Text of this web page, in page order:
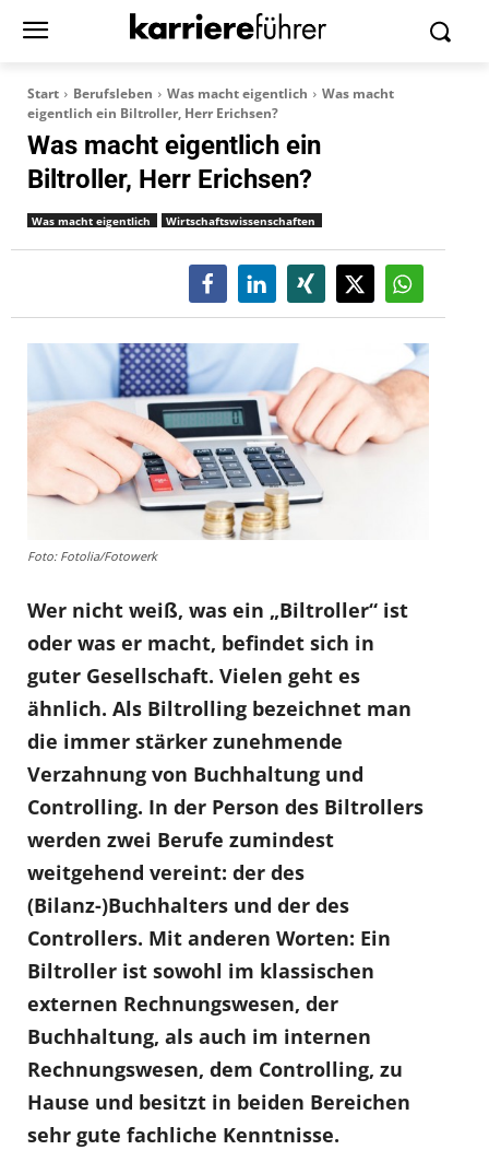
Start Berufsleben Was macht eigentlich
Was macht
eigentlich ein Biltroller, Herr Erichsen?
Was macht eigentlich ein
Biltroller, Herr Erichsen?
Was macht eigentlich Wirtschaftswissenschaften
Foto: Fotolia/Fotowerk
Wer nicht weiß, was ein „Biltroller“ ist
oder was er macht, befindet sich in
guter Gesellschaft. Vielen geht es
ähnlich. Als Biltrolling bezeichnet man
die immer stärker zunehmende
Verzahnung von Buchhaltung und
Controlling. In der Person des Biltrollers
werden zwei Berufe zumindest
weitgehend vereint: der des
(Bilanz-)Buchhalters und der des
Controllers. Mit anderen Worten: Ein
Biltroller ist sowohl im klassischen
externen Rechnungswesen, der
Buchhaltung, als auch im internen
Rechnungswesen, dem Controlling, zu
Hause und besitzt in beiden Bereichen
sehr gute fachliche Kenntnisse.